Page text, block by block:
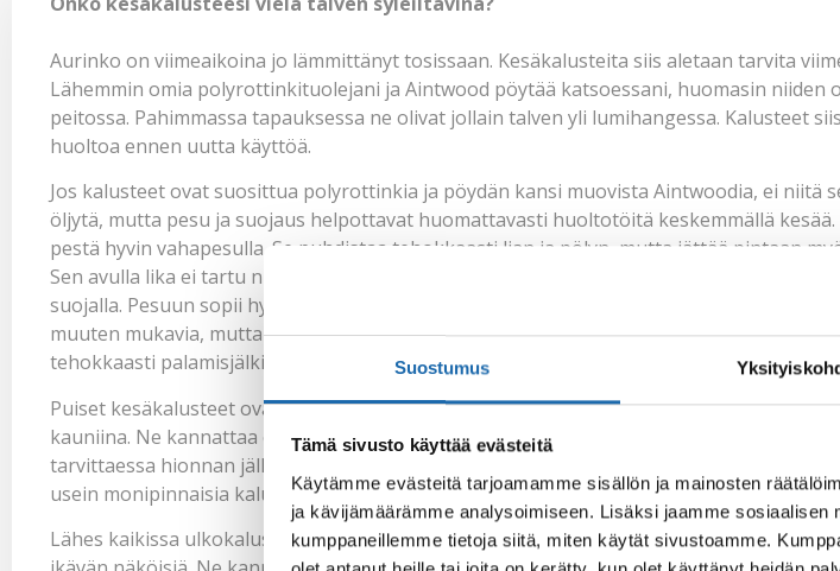
Suostumus
Tämä sivusto käyttää evästeitä
Käytämme evästeitä tarjoamamme sisällön ja mainosten
ja kävijämäärämme analysoimiseen. Lisäksi jaamme sosiaalisen
kumppaneillemme tietoja siitä, miten käytät sivustoamme.
Aurinko on viimeaikoina jo lämmittänyt tosissaan. Kesäkalusteita siis aletaan tarvita
Lähemmin omia polyrottinkituolejani ja Aintwood pöytää katsoessani, huomasin niiden
peitossa. Pahimmassa tapauksessa ne olivat jollain talven yli lumihangessa. Kalusteet
huoltoa ennen uutta käyttöä.
Jos kalusteet ovat suosittua polyrottinkia ja pöydän kansi muovista Aintwoodia, ei niitä
öljytä, mutta pesu ja suojaus helpottavat huomattavasti huoltotöitä keskemmällä
pestä hyvin vahapesulla . Se puhdistaa tehokkaasti lian ja pölyn, mutta jättää pintaan
Sen avulla lika ei tartu niin helposti. Aintwood pöydän pesemisen jälkeen se kannattaa
suojalla. Pesuun sopii hyvin
muuten mukavia, mutta niihin palaa todella helposti jälkiä kuumasta makkarasta ja
tehokkaasti palamisjälkien synnyn.
Puiset kesäkalusteet ovat mukavia ja lämpimiä. Ne kuitenkin vaativat enemmän huoltoa
kauniina. Ne kannattaa öljytä pari kertaa kesässä.Öljyäminen
tarvittaessa hionnan jälkeen kuivalle pinnalle. Suihkuttamalla öljyäminen on paljon
usein monipinnaisia kalusteita. Jos pinnalle on tullut homejälkiä, kannattaa ne pestä
Lähes kaikissa ulkokalusteissa on nykyään tekstiilityynyt. Varsinkin tekstiilit huonosti